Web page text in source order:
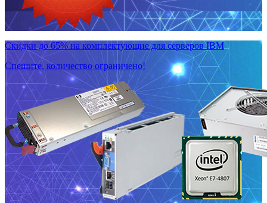
Скидки до 65% на комплектующие для серверов IBM
Спешите, количество ограничено!